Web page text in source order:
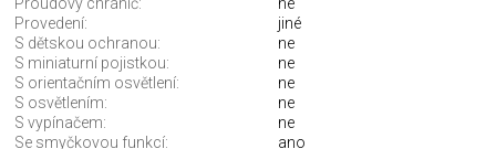
Proudový chránič:
ne
Provedení:
jiné
S dětskou ochranou:
ne
S miniaturní pojistkou:
ne
S orientačním osvětlení:
ne
S osvětlením:
ne
S vypínačem:
ne
Se smyčkovou funkcí:
ano